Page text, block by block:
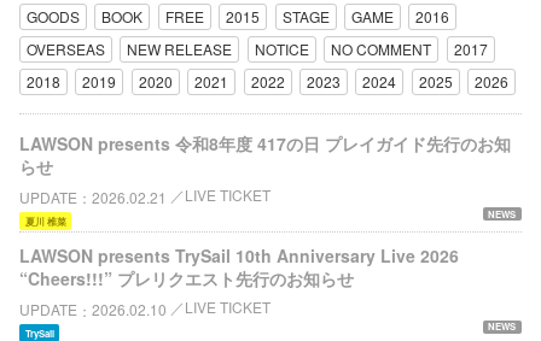
GOODS
BOOK FREE 2015 STAGE GAME
2016
OVERSEAS
NEW RELEASE NOTICE NO COMMENT
2017
2018
2019 2020 2021 2022 2023 2024 2025 2026
LAWSON presents 令和8年度 417の日 プレイガイド先行のお知
らせ
UPDATE 2026.02.21 LIVE TICKET
NEWS
夏川 椎菜
LAWSON presents TrySail 10th Anniversary Live 2026
“Cheers!!!” プレリクエスト先行のお知らせ
UPDATE 2026.02.10 LIVE TICKET
NEWS
TrySail